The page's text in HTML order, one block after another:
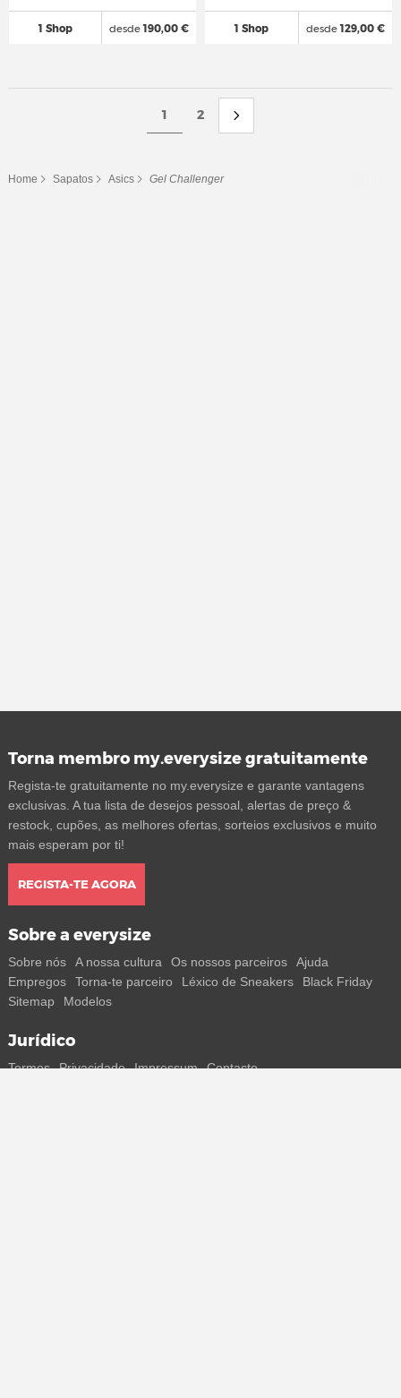
1 Shop desde190,00 € 1 Shop desde129,00 €
1 2
Home Sapatos Asics Gel Challenger
Torna membro my.everysize gratuitamente
Regista-te gratuitamente no my.everysize e garante vantagens
exclusivas. A tua lista de desejos pessoal, alertas de preço &
restock, cupões, as melhores ofertas, sorteios exclusivos e muito
mais esperam por ti!
REGISTA-TE AGORA
Sobre a everysize
Sobre nós A nossa cultura Os nossos parceiros
Ajuda
Empregos
Torna-te parceiro Léxico de Sneakers
Black Friday
Sitemap
Modelos
Jurídico
Termos Privacidade Impressum Contacto